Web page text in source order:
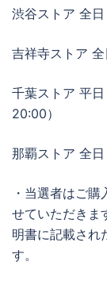
渋谷ストア 全日
吉祥寺ストア 全
千葉ストア 平
20:00）
那覇ストア 全日
・当選者はご
せていただきま
明書に記載され
す。